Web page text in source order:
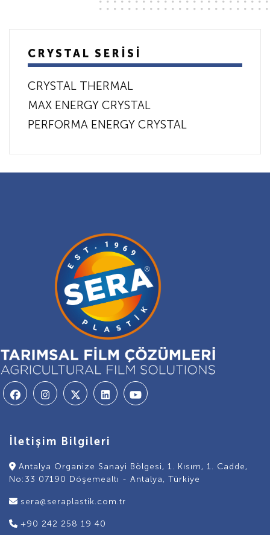
CRYSTAL SERİSİ
CRYSTAL THERMAL
MAX ENERGY CRYSTAL
PERFORMA ENERGY CRYSTAL
İletişim Bilgileri
Antalya Organize Sanayi Bölgesi, 1. Kısım, 1. Cadde,
No:33 07190 Döşemealtı - Antalya, Türkiye
sera@seraplastik.com.tr
+90 242 258 19 40